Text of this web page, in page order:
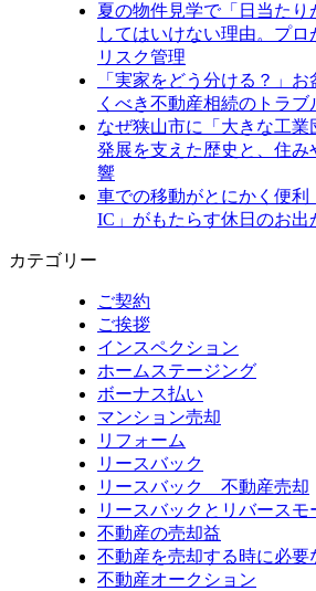
夏の物件見学で「日当た
してはいけない理由。プ
リスク管理
「実家をどう分ける？」
くべき不動産相続のトラブ
なぜ狭山市に「大きな工
発展を支えた歴史と、住
響
車での移動がとにかく便利
IC」がもたらす休日のお出
カテゴリー
ご契約
ご挨拶
インスペクション
ホームステージング
ボーナス払い
マンション売却
リフォーム
リースバック
リースバック 不動産売却
リースバックとリバースモ
不動産の売却益
不動産を売却する時に必要
不動産オークション